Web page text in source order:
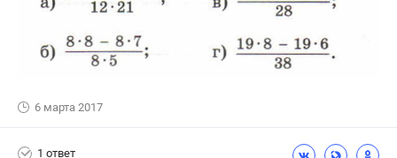
6 марта 2017
1 ответ